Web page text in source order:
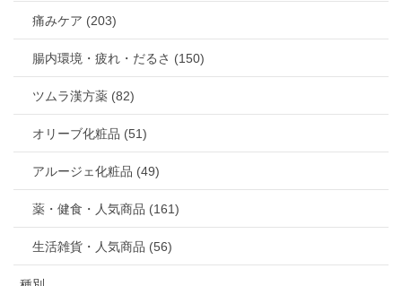
痛みケア (203)
腸内環境・疲れ・だるさ (150)
ツムラ漢方薬 (82)
オリーブ化粧品 (51)
アルージェ化粧品 (49)
薬・健食・人気商品 (161)
生活雑貨・人気商品 (56)